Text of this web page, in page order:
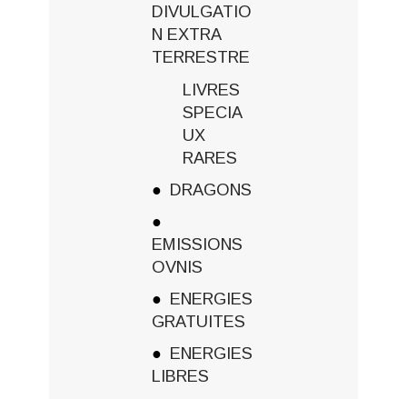
DIVULGATIO
N EXTRA
TERRESTRE
LIVRES
SPECIA
UX
RARES
DRAGONS
EMISSIONS
OVNIS
ENERGIES
GRATUITES
ENERGIES
LIBRES